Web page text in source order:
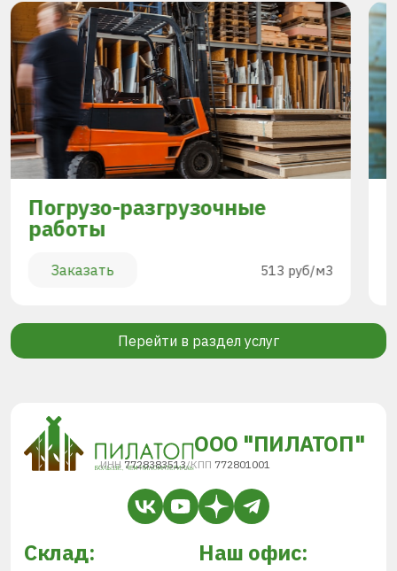
Погрузо-разгрузочные
работы
Заказать 513 руб/м3
Перейти в раздел услуг
ООО "ПИЛАТОП"
ИНН 7728383513/КПП 772801001
Склад: Наш офис: